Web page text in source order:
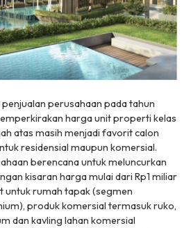
perusahaan pada tahun
harga unit properti kelas
atas masih menjadi favorit calon
residensial maupun komersial.
berencana untuk meluncurkan
kisaran harga mulai dari Rp1 miliar
untuk rumah tapak (segmen
produk komersial termasuk ruko,
dan kavling lahan komersial